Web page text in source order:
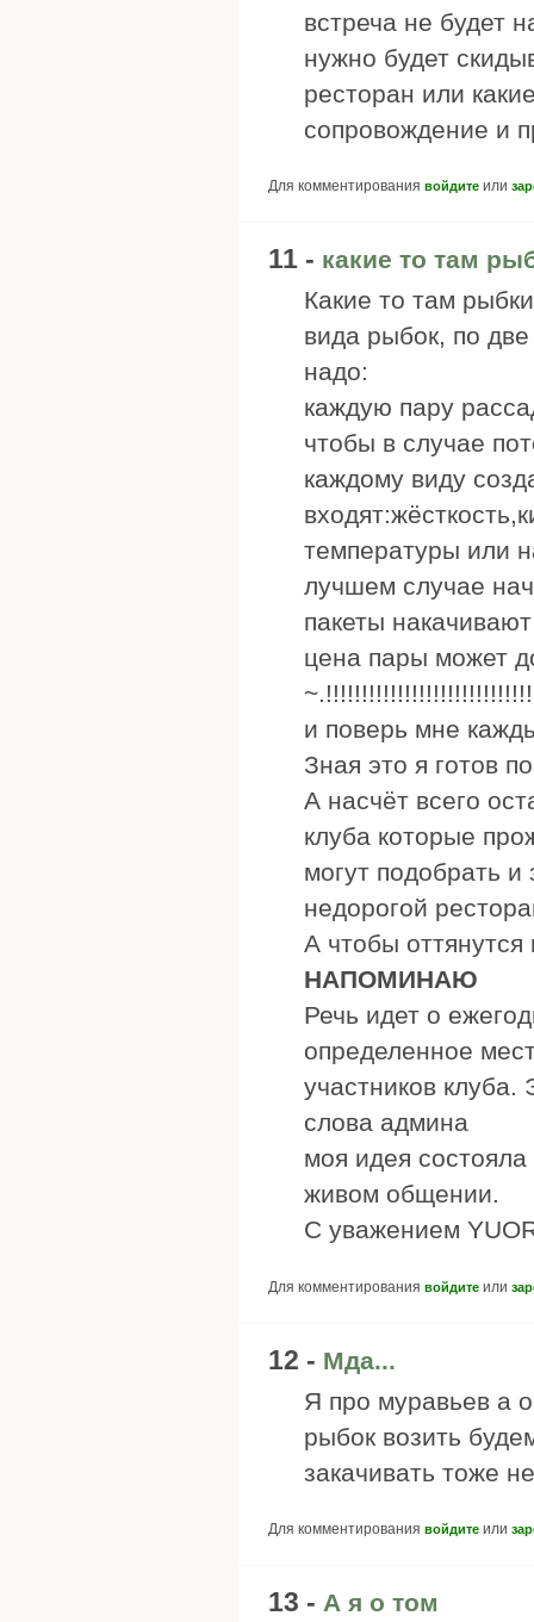
встреча не будет
нужно будет
ресторан или
сопровождение и
Для комментирования войдите или
11 - какие то там
Какие то там
вида рыбок, по
надо:
каждую пару
чтобы в случае
каждому виду
температуры или
лучшем случае
пакеты
цена пары может
и поверь мне
Зная это я готов
А насчёт всего
клуба которые
могут подобрать
недорогой
А чтобы оттянутся
НАПОМИНАЮ
Речь идет о
определенное
участников клуба.
слова админа
моя идея
живом общении.
С уважением
Для комментирования войдите или
12 - Мда...
Я про муравьев а
рыбок возить
закачивать тоже
Для комментирования войдите или
13 - А я о том